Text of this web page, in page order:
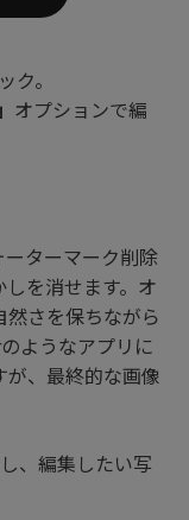
ク。
オプションで編
ターマーク削除
を消せます。オ
さを保ちながら
ようなアプリに
、最終的な画像
、編集したい写